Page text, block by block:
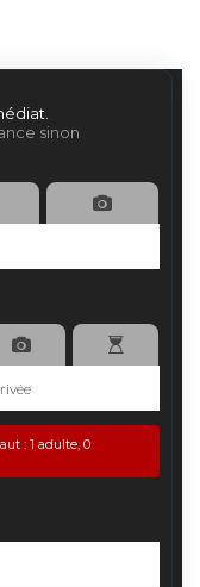
sinon
: 1 adulte, 0